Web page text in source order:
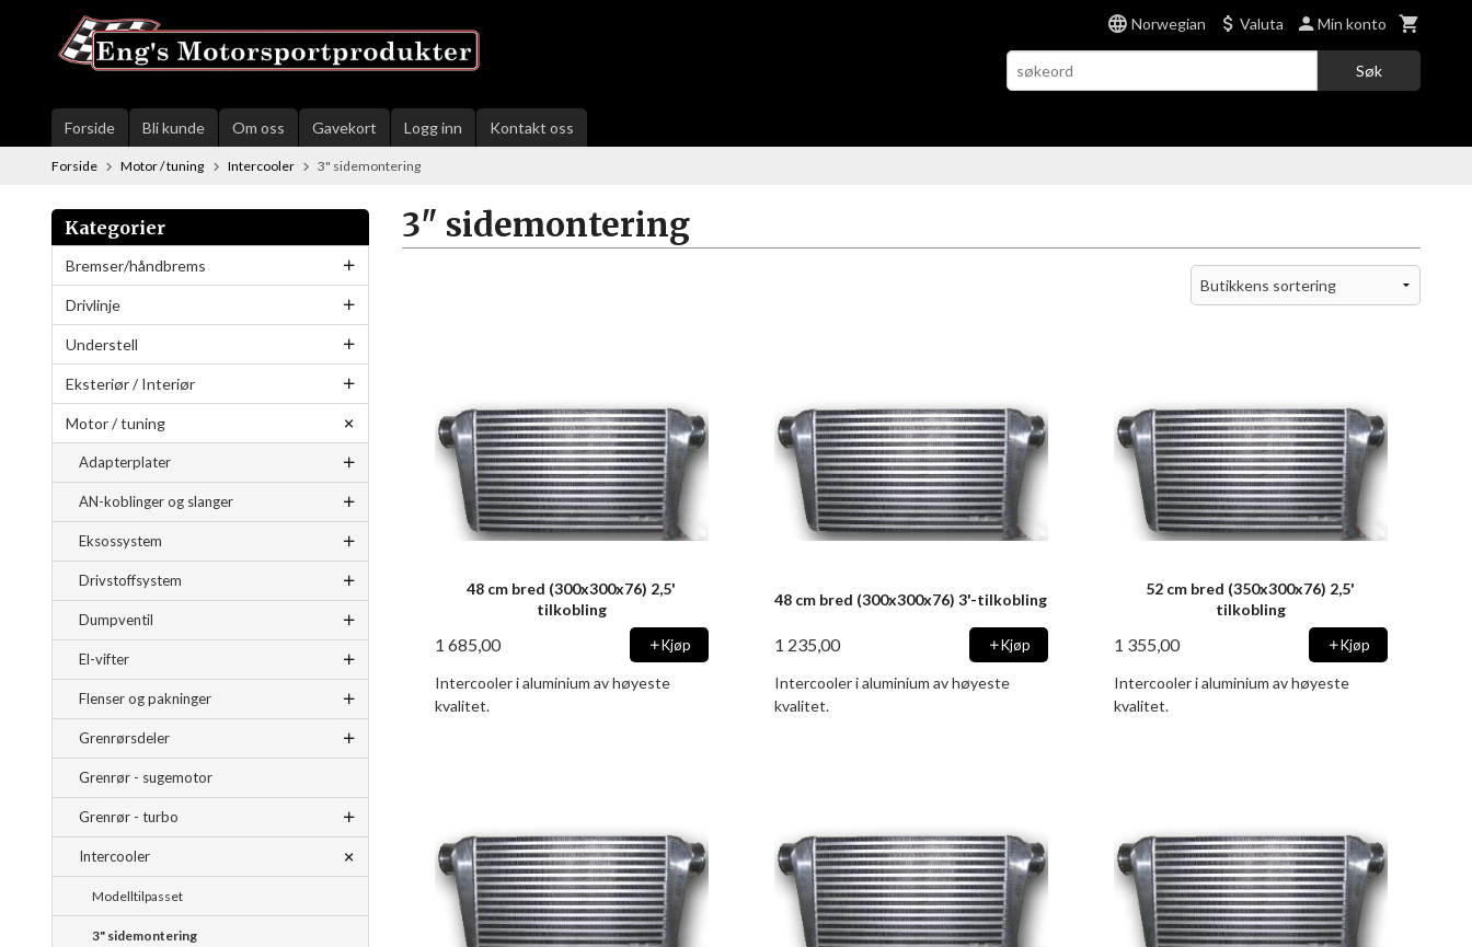
innholdet
Norwegian Valuta Min konto
Søk
Forside Bli kunde Om oss Gavekort Logg inn Kontakt oss
Forside Motor / tuning Intercooler 3" sidemontering
Kategorier
Bremser/håndbrems
Drivlinje
Understell
Eksteriør / Interiør
Motor / tuning
Adapterplater
AN-koblinger og slanger
Eksossystem
Drivstoffsystem
Dumpventil
El-vifter
Flenser og pakninger
Grenrørsdeler
Grenrør - sugemotor
Grenrør - turbo
Intercooler
Modelltilpasset
3" sidemontering
3" sidemontering
48 cm bred (300x300x76) 2,5'
tilkobling
1 685,00 Kjøp
Intercooler i aluminium av høyeste
kvalitet.
48 cm bred (300x300x76) 3'-tilkobling
1 235,00 Kjøp
Intercooler i aluminium av høyeste
kvalitet.
52 cm bred (350x300x76) 2,5'
tilkobling
1 355,00 Kjøp
Intercooler i aluminium av høyeste
kvalitet.